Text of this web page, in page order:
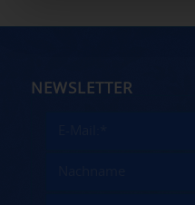
NEWSLETTER